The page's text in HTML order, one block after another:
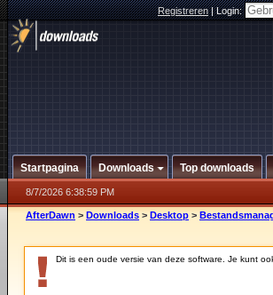
Registreren|Login:
Startpagina Downloads Top downloads
8/7/2026 6:38:59 PM
AfterDawn > Downloads > Desktop >
Dit is een oude versie van deze software. Je kunt